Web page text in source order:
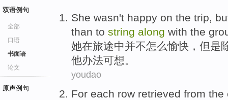
双语例句
全部
口语
书面语
论文
原声例句
She wasn't happy on the trip,
than to string along with the
她在旅途中并不怎么愉快 ， 但是
他办法可想。
youdao
For each row retrieved from the